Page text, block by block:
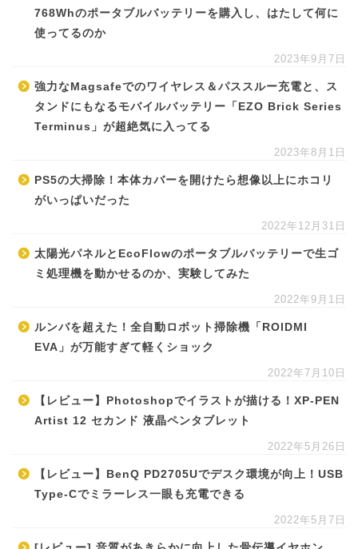
768Whのポータブルバッテリーを購入し、はたして何に
使ってるのか
2023年9月7日
強力なMagsafeでのワイヤレス＆パススルー充電と、ス
タンドにもなるモバイルバッテリー「EZO Brick Series
Terminus」が超絶気に入ってる
2023年8月1日
PS5の大掃除！本体カバーを開けたら想像以上にホコリ
がいっぱいだった
2022年12月31日
太陽光パネルとEcoFlowのポータブルバッテリーで生ゴ
ミ処理機を動かせるのか、実験してみた
2022年9月1日
ルンバを超えた！全自動ロボット掃除機「ROIDMI
EVA」が万能すぎて軽くショック
2022年7月10日
【レビュー】Photoshopでイラストが描ける！XP-PEN
Artist 12 セカンド 液晶ペンタブレット
2022年5月26日
【レビュー】BenQ PD2705Uでデスク環境が向上！USB
Type-Cでミラーレス一眼も充電できる
2022年5月7日